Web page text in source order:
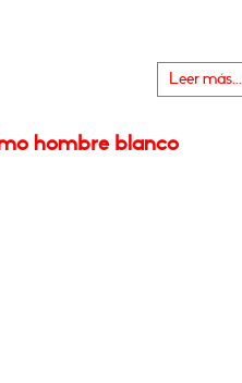
Leer más...
hombre blanco